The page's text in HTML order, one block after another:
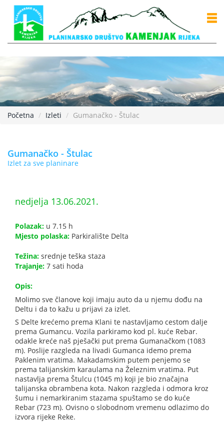
Početna Izleti Gumanačko - Štulac
Gumanačko - Štulac
Izlet za sve planinare
nedjelja 13.06.2021.
Polazak: u 7.15 h
Mjesto polaska: Parkiralište Delta
Težina: srednje teška staza
Trajanje: 7 sati hoda
Opis:
Molimo sve članove koji imaju auto da u njemu dođu na
Deltu i da to kažu u prijavi za izlet.
S Delte krećemo prema Klani te nastavljamo cestom dalje
prema Gumancu. Vozila parkiramo kod pl. kuće Rebar.
odakle kreće naš pješački put prema Gumanačkom (1083
m). Poslije razgleda na livadi Gumanca idemo prema
Paklenim vratima. Makadamskim putem penjemo se
prema talijanskim karaulama na Železnim vratima. Put
nastavlja prema Štulcu (1045 m) koji je bio značajna
talijanska obrambena kota. Nakon razgleda i odmora kroz
šumu i nemarkiranim stazama spuštamo se do kuće
Rebar (723 m). Ovisno o slobodnom vremenu odlazimo do
izvora rijeke Reke.